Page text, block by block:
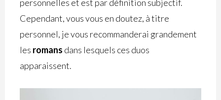
personnelles et est par définition subjectif.
Cependant, vous vous en doutez, à titre
personnel, je vous recommanderai grandement
les romans dans lesquels ces duos
apparaissent.